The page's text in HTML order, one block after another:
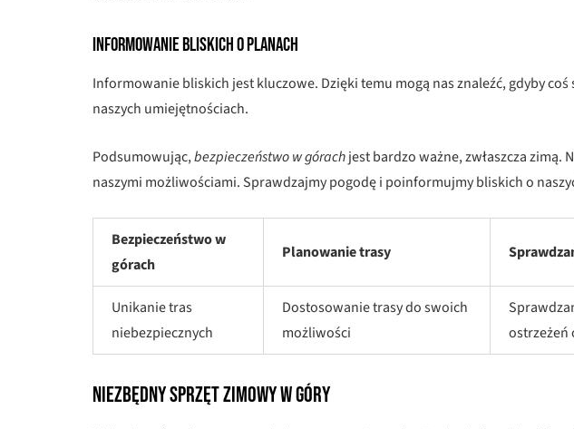
Informowanie bliskich o planach
Informowanie bliskich jest kluczowe. Dzięki temu mogą nas znaleźć, gdyby coś
naszych umiejętnościach.
Podsumowując,bezpieczeństwo w górachjest bardzo ważne, zwłaszcza zimą.
naszymi możliwościami. Sprawdzajmy pogodę i poinformujmy bliskich o
Bezpieczeństwo w
górach
Planowanie trasy
Unikanie tras
niebezpiecznych
Dostosowanie trasy do swoich
możliwości
ostrzeżeń
Niezbędny sprzęt zimowy w góry